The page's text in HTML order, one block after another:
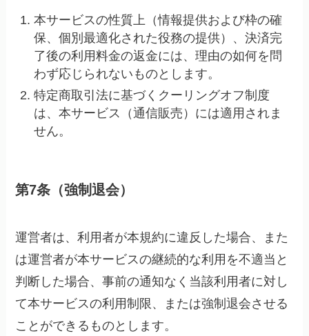
本サービスの性質上（情報提供および枠の確
保、個別最適化された役務の提供）、決済完
了後の利用料金の返金には、理由の如何を問
わず応じられないものとします。
特定商取引法に基づくクーリングオフ制度
は、本サービス（通信販売）には適用されま
せん。
第7条（強制退会）
運営者は、利用者が本規約に違反した場合、また
は運営者が本サービスの継続的な利用を不適当と
判断した場合、事前の通知なく当該利用者に対し
て本サービスの利用制限、または強制退会させる
ことができるものとします。